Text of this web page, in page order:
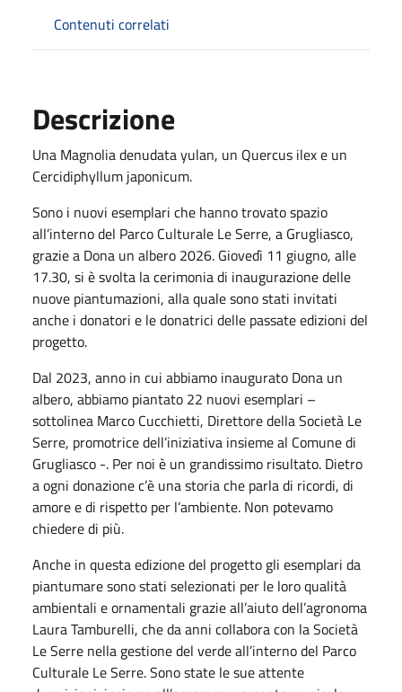
Contenuti correlati
Descrizione
Una Magnolia denudata yulan, un Quercus ilex e un
Cercidiphyllum japonicum.
Sono i nuovi esemplari che hanno trovato spazio
all’interno del Parco Culturale Le Serre, a Grugliasco,
grazie a Dona un albero 2026. Giovedì 11 giugno, alle
17.30, si è svolta la cerimonia di inaugurazione delle
nuove piantumazioni, alla quale sono stati invitati
anche i donatori e le donatrici delle passate edizioni del
progetto.
Dal 2023, anno in cui abbiamo inaugurato Dona un
albero, abbiamo piantato 22 nuovi esemplari –
sottolinea Marco Cucchietti, Direttore della Società Le
Serre, promotrice dell’iniziativa insieme al Comune di
Grugliasco -. Per noi è un grandissimo risultato. Dietro
a ogni donazione c’è una storia che parla di ricordi, di
amore e di rispetto per l’ambiente. Non potevamo
chiedere di più.
Anche in questa edizione del progetto gli esemplari da
piantumare sono stati selezionati per le loro qualità
ambientali e ornamentali grazie all’aiuto dell’agronoma
Laura Tamburelli, che da anni collabora con la Società
Le Serre nella gestione del verde all’interno del Parco
Culturale Le Serre. Sono state le sue attente